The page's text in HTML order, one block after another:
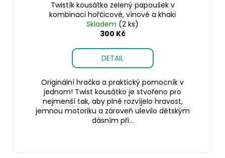
Twistík kousátko zelený papoušek v
kombinaci hořčicové, vínové a khaki
Skladem (2 ks)
300 Kč
DETAIL
Originální hračka a praktický pomocník v
jednom! Twist kousátko je stvořeno pro
nejmenší tak, aby plně rozvíjelo hravost,
jemnou motoriku a zároveň ulevilo dětským
dásním při...